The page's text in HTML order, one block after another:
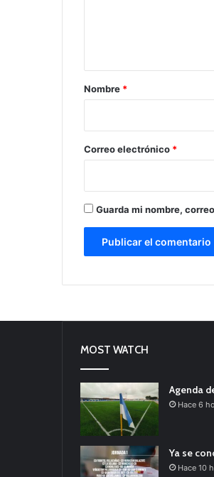
r
*
Nombre *
Correo electrónico *
Guarda mi nombre,
MOST WATCH
Agenda
Hace 6
Ya se
Hace 10